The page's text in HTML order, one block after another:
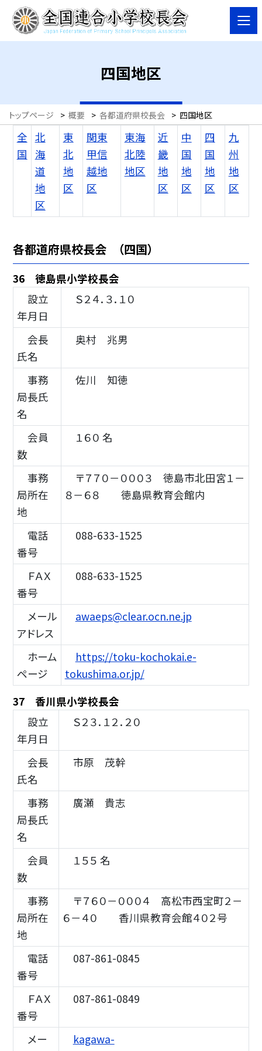
四国地区
トップページ > 概要 > 各都道府県校長会 > 四国地区
全
国
北
海
道
地
区
東
北
地
区
関東
甲信
越地
区
東海
北陸
地区
近
畿
地
区
中
国
地
区
四
国
地
区
九
州
地
区
各都道府県校長会 （四国）
36 徳島県小学校長会
設立
年月日
Ｓ２４．３．１０
会長
氏名
奥村 兆男
事務
局長氏
名
佐川 知徳
会員
数
１６０ 名
事務
局所在
地
〒７７０－０００３ 徳島市北田宮１－
８－６８ 徳島県教育会館内
電話
番号
088-633-1525
ＦＡＸ
番号
088-633-1525
メール
アドレス
awaeps@clear.ocn.ne.jp
ホーム
ページ
https://toku-kochokai.e-
tokushima.or.jp/
37 香川県小学校長会
設立
年月日
Ｓ２３．１２．２０
会長
氏名
市原 茂幹
事務
局長氏
名
廣瀬 貴志
会員
数
１５５ 名
事務
局所在
地
〒７６０－０００４ 高松市西宝町２－
６－４０ 香川県教育会館４０２号
電話
番号
087-861-0845
ＦＡＸ
番号
087-861-0849
メー
kagawa-